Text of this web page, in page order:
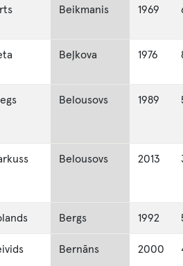
Beikmanis 1969
Beļkova 1976
Belousovs 1989
Belousovs 2013
Bergs 1992
Bernāns 2000